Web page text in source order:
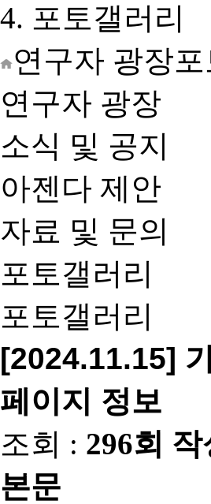
포토갤러리
연구자 광장
연구자 광장
소식 및 공지
아젠다 제안
자료 및 문의
포토갤러리
포토갤러리
[2024.11.15]
페이지 정보
조회 : 296회 작
본문